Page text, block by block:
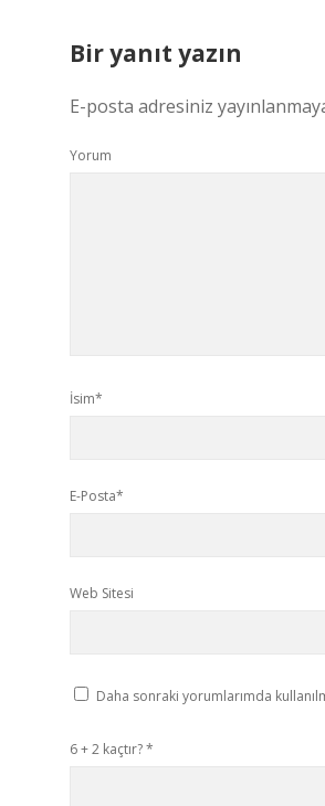
Bir yanıt yazın
E-posta adresiniz
Yorum
İsim*
E-Posta*
Web Sitesi
Daha sonraki yorumlarımda
6 + 2 kaçtır?*